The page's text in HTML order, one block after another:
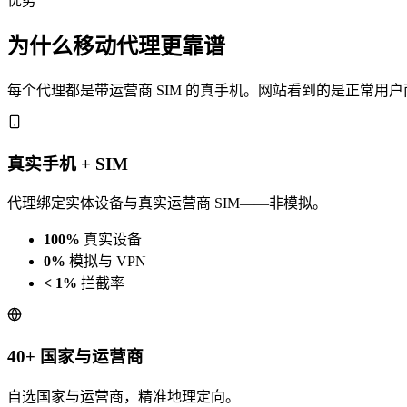
为什么移动代理更靠谱
每个代理都是带运营商 SIM 的真手机。网站看到的是正常用户
真实手机 + SIM
代理绑定实体设备与真实运营商 SIM——非模拟。
100% 真实设备
0% 模拟与 VPN
< 1% 拦截率
40+ 国家与运营商
自选国家与运营商，精准地理定向。